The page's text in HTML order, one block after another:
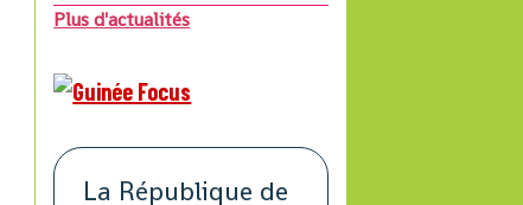
Plus d'actualités
La République de